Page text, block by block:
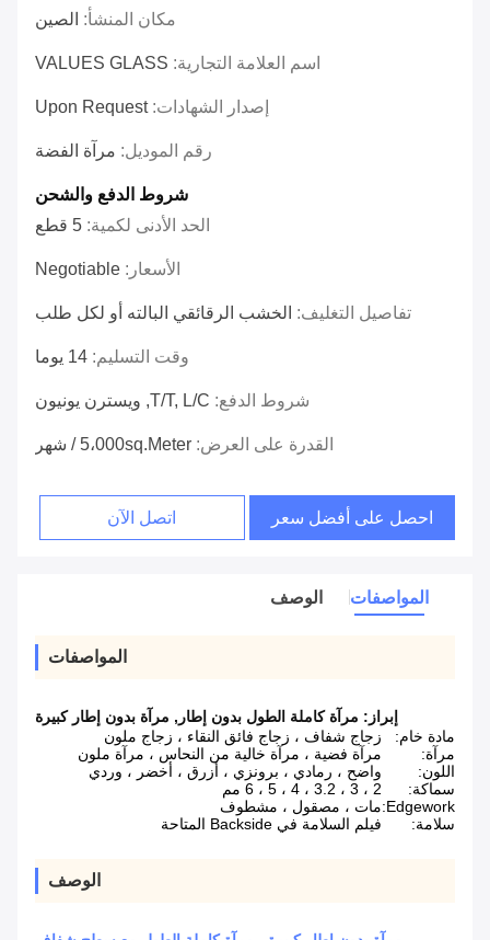
مكان المنشأ: الصين
اسم العلامة التجارية: VALUES GLASS
إصدار الشهادات:Upon Request
رقم الموديل: مرآة الفضة
شروط الدفع والشحن
الحد الأدنى لكمية: 5 قطع
الأسعار: Negotiable
تفاصيل التغليف: الخشب الرقائقي البالته أو لكل طلب
وقت التسليم: 14 يوما
شروط الدفع: T/T, L/C, ويسترن يونيون
القدرة على العرض: 5،000sq.meter / شهر
احصل على أفضل سعر اتصل الآن
المواصفات الوصف
المواصفات
إبراز: مرآة كاملة الطول بدون إطار , مرآة بدون إطار كبيرة
مادة خام:
زجاج شفاف ، زجاج فائق النقاء ، زجاج ملون
مرآة:
مرآة فضية ، مرآة خالية من النحاس ، مرآة ملون
اللون:
واضح ، رمادي ، برونزي ، أزرق ، أخضر ، وردي
سماكة:
2 ، 3 ، 3.2 ، 4 ، 5 ، 6 مم
Edgework: مات ، مصقول ، مشطوف
سلامة:
فيلم السلامة في Backside المتاحة
الوصف